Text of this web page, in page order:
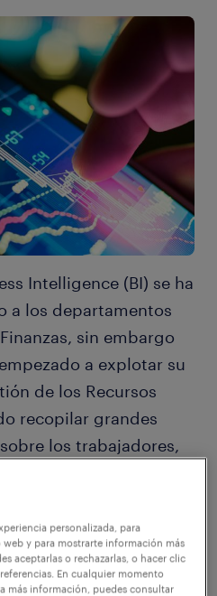
Intelligence (BI) se ha
a los departamentos
sin embargo
a explotar su
de los Recursos
recopilar grandes
los trabajadores,
para generar
áreas de RR.HH.
personalizada, para
y para mostrarte información más
aceptarlas o rechazarlas, o hacer clic
En cualquier momento
más información, puedes consultar